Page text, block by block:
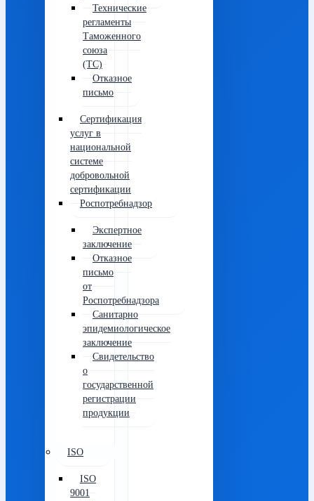
Технические
регламенты
Таможенного
союза
(ТС)
Отказное
письмо
Сертификация
услуг в
национальной
системе
добровольной
сертификации
Роспотребнадзор
Экспертное
заключение
Отказное
письмо
от
Роспотребнадзора
Санитарно
эпидемиологическое
заключение
Свидетельство
о
государственной
регистрации
продукции
ISO
ISO
9001